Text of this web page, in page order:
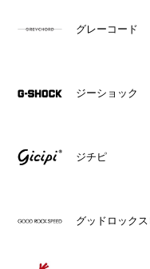
グレーコード
ジーショック
ジチピ
グッドロック